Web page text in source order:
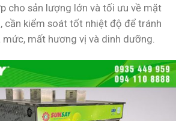
cho sản lượng lớn và tối ưu về mặt
cần kiểm soát tốt nhiệt độ để tránh
mất hương vị và dinh dưỡng.